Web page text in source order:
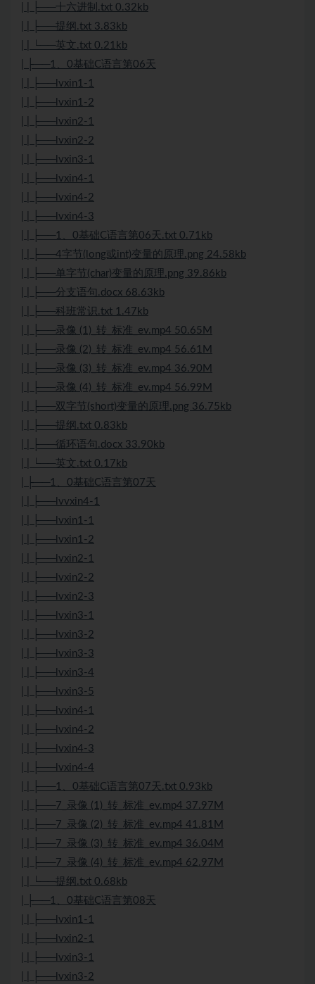
| | ├──十六进制.txt 0.32kb
| | ├──提纲.txt 3.83kb
| | └──英文.txt 0.21kb
| ├──1、0基础C语言第06天
| | ├──lvxin1-1
| | ├──lvxin1-2
| | ├──lvxin2-1
| | ├──lvxin2-2
| | ├──lvxin3-1
| | ├──lvxin4-1
| | ├──lvxin4-2
| | ├──lvxin4-3
| | ├──1、0基础C语言第06天.txt 0.71kb
| | ├──4字节(long或int)变量的原理.png 24.58kb
| | ├──单字节(char)变量的原理.png 39.86kb
| | ├──分支语句.docx 68.63kb
| | ├──科班常识.txt 1.47kb
| | ├──录像 (1)_转_标准_ev.mp4 50.65M
| | ├──录像 (2)_转_标准_ev.mp4 56.61M
| | ├──录像 (3)_转_标准_ev.mp4 36.90M
| | ├──录像 (4)_转_标准_ev.mp4 56.99M
| | ├──双字节(short)变量的原理.png 36.75kb
| | ├──提纲.txt 0.83kb
| | ├──循环语句.docx 33.90kb
| | └──英文.txt 0.17kb
| ├──1、0基础C语言第07天
| | ├──lvvxin4-1
| | ├──lvxin1-1
| | ├──lvxin1-2
| | ├──lvxin2-1
| | ├──lvxin2-2
| | ├──lvxin2-3
| | ├──lvxin3-1
| | ├──lvxin3-2
| | ├──lvxin3-3
| | ├──lvxin3-4
| | ├──lvxin3-5
| | ├──lvxin4-1
| | ├──lvxin4-2
| | ├──lvxin4-3
| | ├──lvxin4-4
| | ├──1、0基础C语言第07天.txt 0.93kb
| | ├──7_录像 (1)_转_标准_ev.mp4 37.97M
| | ├──7_录像 (2)_转_标准_ev.mp4 41.81M
| | ├──7_录像 (3)_转_标准_ev.mp4 36.04M
| | ├──7_录像 (4)_转_标准_ev.mp4 62.97M
| | └──提纲.txt 0.68kb
| ├──1、0基础C语言第08天
| | ├──lvxin1-1
| | ├──lvxin2-1
| | ├──lvxin3-1
| | ├──lvxin3-2